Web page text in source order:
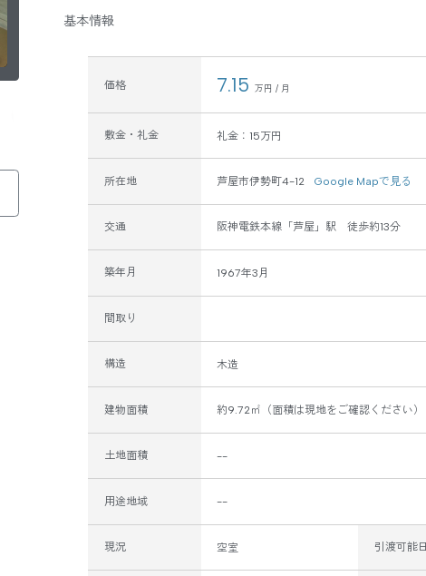
基本情報
価格 7.15 万円 / 月
敷金・礼金 礼金：15万円
所在地 芦屋市伊勢町4-12 Google Mapで見る
交通 阪神電鉄本線「芦屋」駅 徒歩約13分
築年月 1967年3月
間取り
構造 木造
建物面積 約9.72㎡（面積は現地をご確認ください）
土地面積 --
用途地域 --
現況 空室 引渡可能日